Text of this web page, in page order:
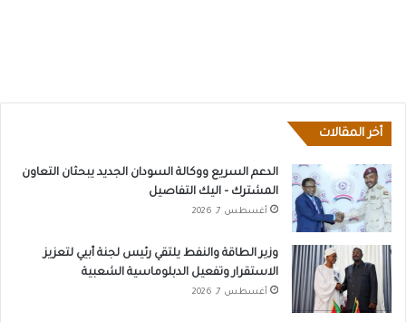
أخر المقالات
الدعم السريع ووكالة السودان الجديد يبحثان التعاون
المشترك – اليك التفاصيل
أغسطس 7, 2026
وزير الطاقة والنفط يلتقي رئيس لجنة أبيي لتعزيز
الاستقرار وتفعيل الدبلوماسية الشعبية
أغسطس 7, 2026